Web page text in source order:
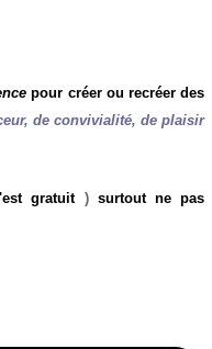
pour créer ou recréer des
de convivialité, de plaisir
gratuit) surtout ne pas